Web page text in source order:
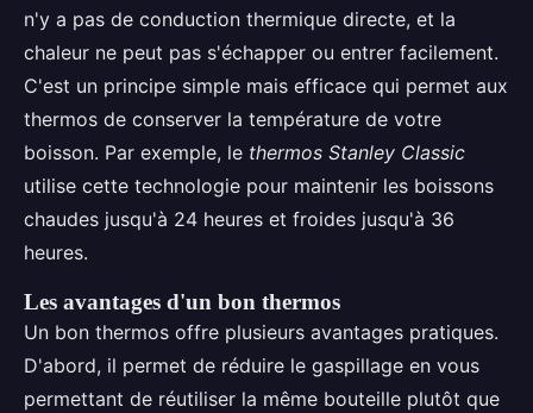
n'y a pas de conduction thermique directe, et la
chaleur ne peut pas s'échapper ou entrer facilement.
C'est un principe simple mais efficace qui permet aux
thermos de conserver la température de votre
boisson. Par exemple, le thermos Stanley Classic
utilise cette technologie pour maintenir les boissons
chaudes jusqu'à 24 heures et froides jusqu'à 36
heures.
Les avantages d'un bon thermos
Un bon thermos offre plusieurs avantages pratiques.
D'abord, il permet de réduire le gaspillage en vous
permettant de réutiliser la même bouteille plutôt que